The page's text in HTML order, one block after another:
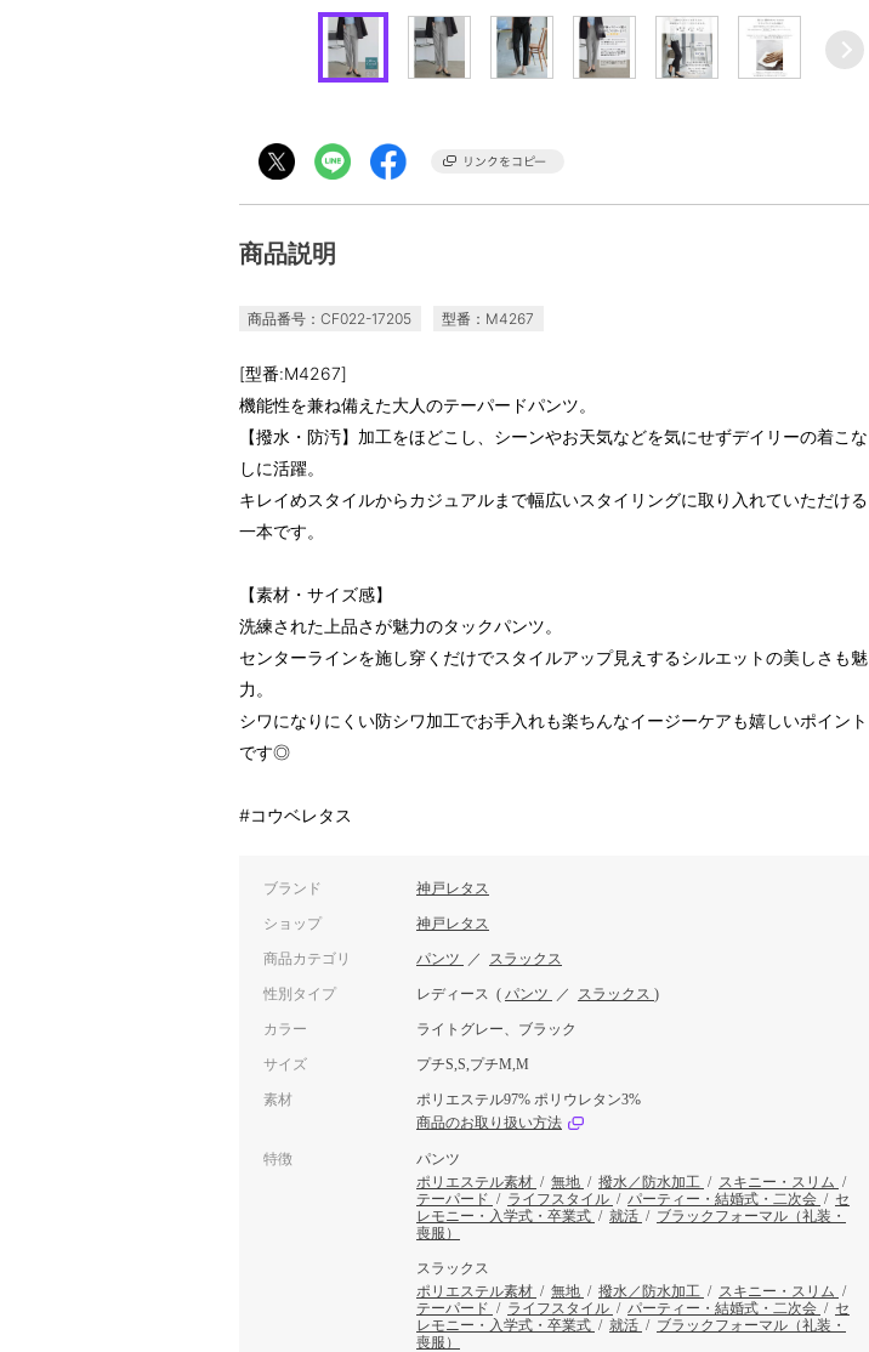
商品説明
商品番号：CF022-17205 型番：M4267
[型番:M4267]
機能性を兼ね備えた大人のテーパードパンツ。
【撥水・防汚】加工をほどこし、シーンやお天気などを気にせずデイリーの着こな
しに活躍。
キレイめスタイルからカジュアルまで幅広いスタイリングに取り入れていただける
一本です。
【素材・サイズ感】
洗練された上品さが魅力のタックパンツ。
センターラインを施し穿くだけでスタイルアップ見えするシルエットの美しさも魅
力。
シワになりにくい防シワ加工でお手入れも楽ちんなイージーケアも嬉しいポイント
です◎
#コウベレタス
ブランド 神戸レタス
ショップ 神戸レタス
商品カテゴリ パンツ ／ スラックス
性別タイプ レディース ( パンツ ／ スラックス )
カラー ライトグレー、ブラック
サイズ プチS,S,プチM,M
素材
ポリエステル97% ポリウレタン3%
商品のお取り扱い方法
特徴
パンツ
ポリエステル素材 / 無地 / 撥水／防水加工 / スキニー・スリム /
テーパード / ライフスタイル / パーティー・結婚式・二次会 / セ
レモニー・入学式・卒業式 / 就活 / ブラックフォーマル（礼装・
喪服）
スラックス
ポリエステル素材 / 無地 / 撥水／防水加工 / スキニー・スリム /
テーパード / ライフスタイル / パーティー・結婚式・二次会 / セ
レモニー・入学式・卒業式 / 就活 / ブラックフォーマル（礼装・
喪服）